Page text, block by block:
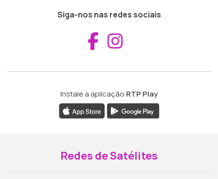
Siga-nos nas redes sociais
Aceder ao
Instale a aplicação RTP Play
Redes de Satélites